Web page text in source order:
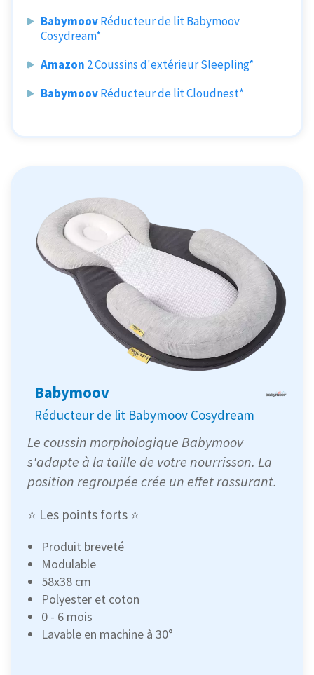
BabymoovRéducteur de lit Babymoov
Cosydream*
Amazon 2 Coussins d'extérieur Sleepling*
BabymoovRéducteur de lit Cloudnest*
Babymoov
Réducteur de lit Babymoov Cosydream
Le coussin morphologique Babymoov
s'adapte à la taille de votre nourrisson. La
position regroupée crée un effet rassurant.
⭐ Les points forts ⭐
Produit breveté
Modulable
‎58x38 cm
Polyester et coton
0 - 6 mois
Lavable en machine à 30°